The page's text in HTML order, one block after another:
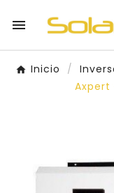

Inicio
Axpert